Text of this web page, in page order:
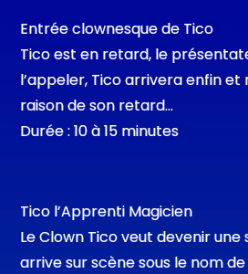
Entrée clownesque de Tico
Tico est en retard, le
l’appeler, Tico arrivera enfin et
raison de son retard…
Durée : 10 à 15 minutes
Tico l’Apprenti Magicien
Le Clown Tico veut devenir une
arrive sur scène sous le nom de